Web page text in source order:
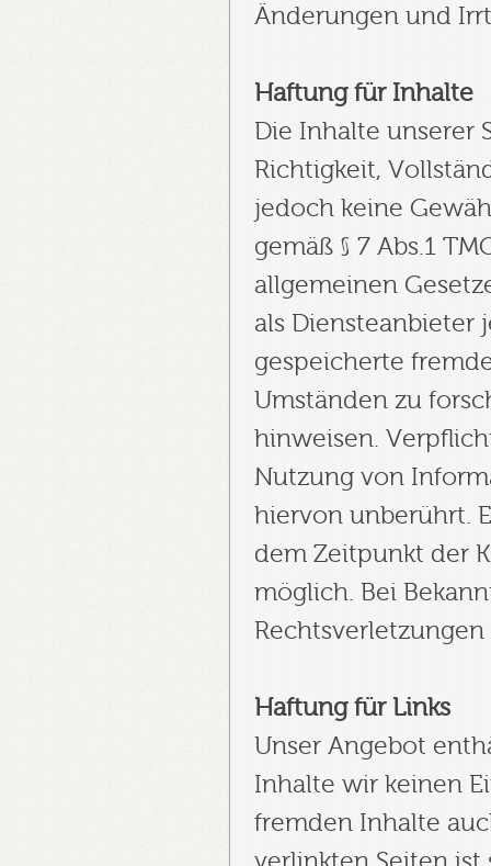
Änderungen und
Haftung für Inhalte
Die Inhalte unserer
Richtigkeit,
jedoch keine
gemäß § 7 Abs.1
allgemeinen
als
gespeicherte
Umständen zu
hinweisen.
Nutzung von
hiervon unberührt.
dem Zeitpunkt der
möglich. Bei
Haftung für Links
Unser Angebot
Inhalte wir keinen
fremden Inhalte